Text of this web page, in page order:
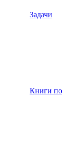
Задачи
Книги по